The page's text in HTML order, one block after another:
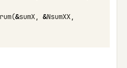
(&sumX, &NsumXX,